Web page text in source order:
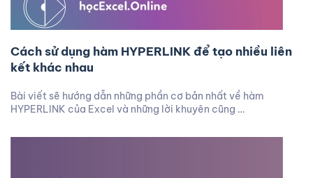
Cách sử dụng hàm HYPERLINK để tạo nhiều liên
kết khác nhau
Bài viết sẽ hướng dẫn những phần cơ bản nhất về hàm
HYPERLINK của Excel và những lời khuyên cũng …